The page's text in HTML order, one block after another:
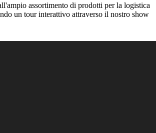
assortimento di prodotti per la logistica
un tour interattivo attraverso il nostro show